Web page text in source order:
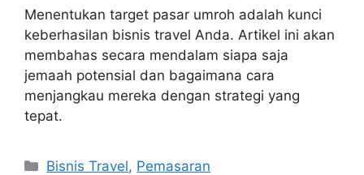
Menentukan target pasar umroh adalah kunci
keberhasilan bisnis travel Anda. Artikel ini akan
membahas secara mendalam siapa saja
jemaah potensial dan bagaimana cara
menjangkau mereka dengan strategi yang
tepat.
Categories
Bisnis Travel, Pemasaran